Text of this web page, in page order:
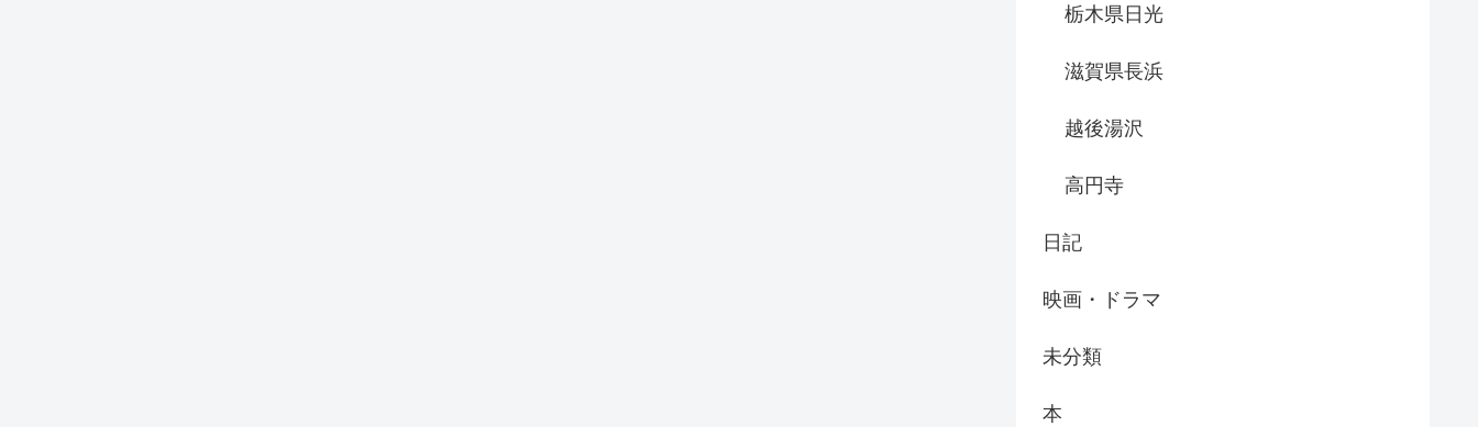
栃木県日光
滋賀県長浜
越後湯沢
高円寺
日記
映画・ドラマ
未分類
本